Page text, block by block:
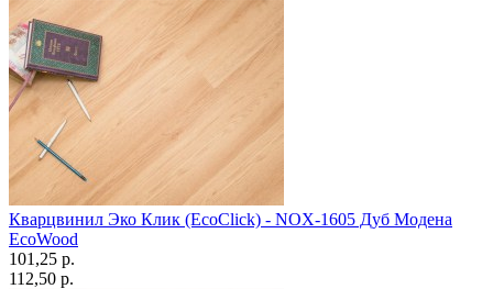
Кварцвинил Эко Клик (EcoClick) - NOX-1605 Дуб Модена
EcoWood
101,25 p.
112,50 p.